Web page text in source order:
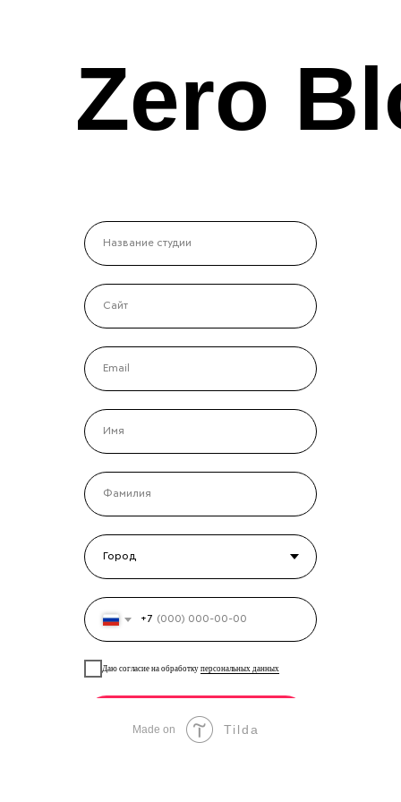
Zero
+7
Даю согласие на обработку персональных данных
ОТПРАВИТЬ
Made on Tilda